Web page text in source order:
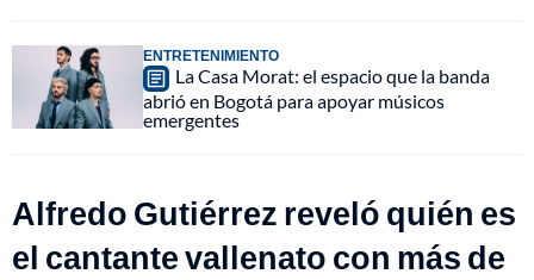
ENTRETENIMIENTO
La Casa Morat: el espacio que la banda
abrió en Bogotá para apoyar músicos
emergentes
Alfredo Gutiérrez reveló quién es
el cantante vallenato con más de